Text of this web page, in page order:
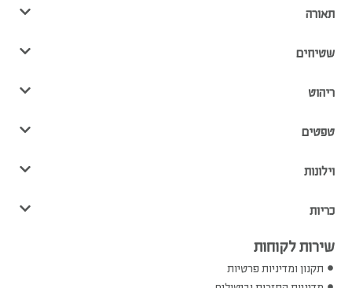
תאורה
שטיחים
ריהוט
טפטים
וילונות
כריות
שירות לקוחות
תקנון ומדיניות פרטיות